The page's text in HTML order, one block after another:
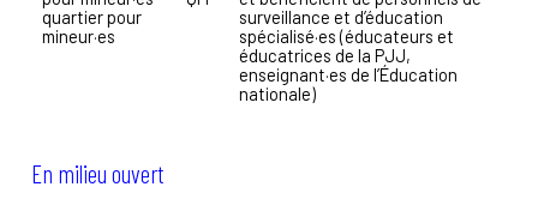
quartier pour
mineur·es
surveillance et d’éducation
spécialisé·es (éducateurs et
éducatrices de la PJJ,
enseignant·es de l’Éducation
nationale)
En milieu ouvert